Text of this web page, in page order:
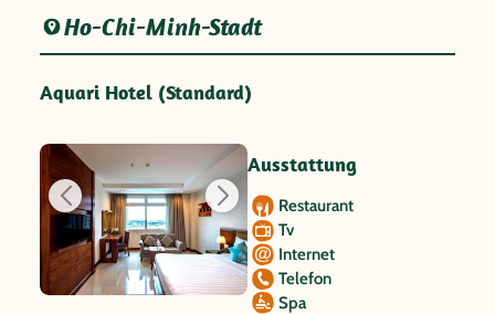
Ho-Chi-Minh-Stadt
Aquari Hotel (Standard)
Ausstattung
Restaurant
Tv
Internet
Telefon
Spa